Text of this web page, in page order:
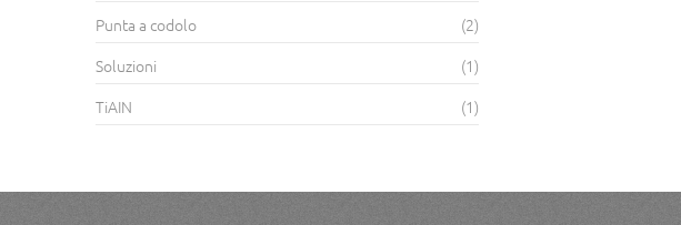
Punta a codolo
(2)
Soluzioni
(1)
TiAIN
(1)